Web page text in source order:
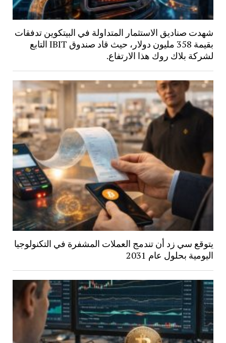
شهدت صناديق الاستثمار المتداولة في البيتكوين تدفقات
بقيمة 358 مليون دولار، حيث قاد صندوق IBIT التابع
لشركة بلاك روك هذا الارتفاع.
يتوقع سي زد أن تندمج العملات المشفرة في التكنولوجيا
اليومية بحلول عام 2031